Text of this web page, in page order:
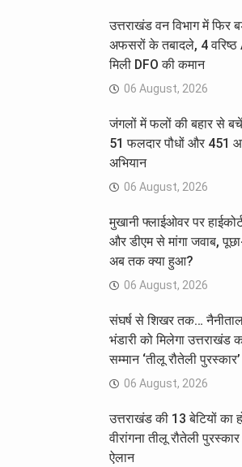
उत्तराखंड वन विभाग में फिर
अफसरों के तबादले, 4 वरिष्ठ
मिली DFO की कमान
06 August, 2026
जंगलों में फलों की बहार से
51 फलदार पौधों और 451
अभियान
06 August, 2026
मुखानी फ्लाईओवर पर
और डीएम से मांगा जवाब,
अब तक क्या हुआ?
06 August, 2026
संघर्ष से शिखर तक…
भंडारी को मिलेगा उत्तराखंड
सम्मान ‘तीलू रौतेली पुरस्कार’
06 August, 2026
उत्तराखंड की 13 बेटियों का
वीरांगना तीलू रौतेली
ऐलान